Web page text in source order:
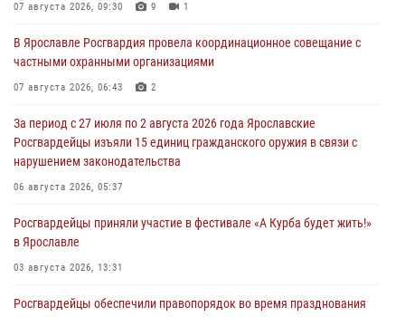
07 августа 2026, 09:30 9 1
В Ярославле Росгвардия провела координационное совещание с
частными охранными организациями
07 августа 2026, 06:43 2
За период с 27 июля по 2 августа 2026 года Ярославские
Росгвардейцы изъяли 15 единиц гражданского оружия в связи с
нарушением законодательства
06 августа 2026, 05:37
Росгвардейцы приняли участие в фестивале «А Курба будет жить!»
в Ярославле
03 августа 2026, 13:31
Росгвардейцы обеспечили правопорядок во время празднования